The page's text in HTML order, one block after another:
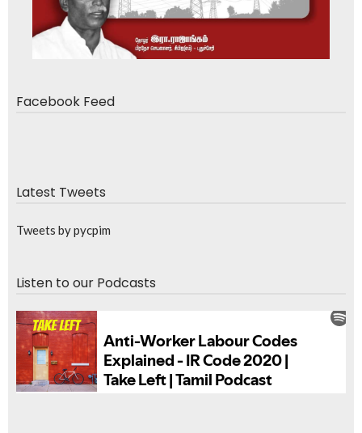
Facebook Feed
Latest Tweets
Tweets by pycpim
Listen to our Podcasts